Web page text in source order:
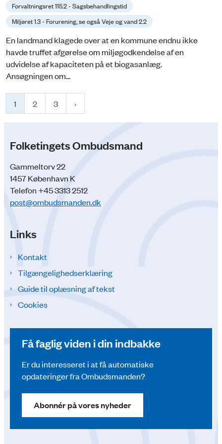
Forvaltningsret 115.2 - Sagsbehandlingstid
Miljøret 1.3 - Forurening, se også Veje og vand 2.2
En landmand klagede over at en kommune endnu ikke
havde truffet afgørelse om miljøgodkendelse af en
udvidelse af kapaciteten på et biogasanlæg.
Ansøgningen om...
1 2 3
Folketingets Ombudsmand
Gammeltorv 22
1457 København K
Telefon +45 3313 2512
post@ombudsmanden.dk
Links
Kontakt
Tilgængelighedserklæring
Guide til oplæsning af tekst
Cookies
Få faglig viden i din indbakke
Er du interesseret i at få automatiske
opdateringer fra Ombudsmanden?
Abonnér på vores nyheder